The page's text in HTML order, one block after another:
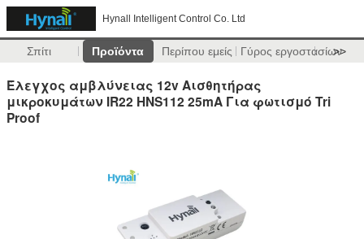
Hynall Intelligent Control Co. Ltd
Σπίτι Προϊόντα Περίπου εμείς Γύρος εργοστασίων
>>
Έλεγχος αμβλύνειας 12v Αισθητήρας
μικροκυμάτων IR22 HNS112 25mA Για φωτισμό Tri
Proof